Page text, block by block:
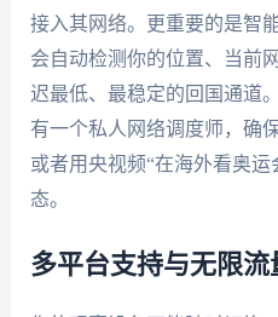
接入其网络。更重要的是智
会自动检测你的位置、当前
迟最低、最稳定的回国通道
有一个私人网络调度师，确
或者用央视频“在海外看奥
态。
多平台支持与无限